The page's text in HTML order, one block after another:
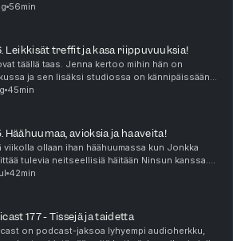
ei lähesty meitä edes Ranskassa? Missä
56min
Leikkisät treffit ja kasa riippuvuuksia!
täällä taas. Jenna kertoo mihin hän on
ja sen lisäksi studiossa on kännipäissään
500€ veto. Mutta mistä? Niko suuntasi tutun
45min
Häähuumaa, avioksia ja haaveita!
viikolla ollaan ihan häähuumassa kun Jonkka
tulevia neitseellisiä häitään Ninsun kanssa.
häät onkaan paisuneet sellaiseksi että näistä
42min
177 - Tissejä ja taidetta
on podcast-jaksoa lyhyempi audioherkku,